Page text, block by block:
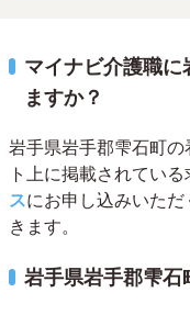
マイナビ介護職に
ますか？
岩手県岩手郡雫石町
ト上に掲載されてい
スにお申し込みいた
きます。
岩手県岩手郡雫石